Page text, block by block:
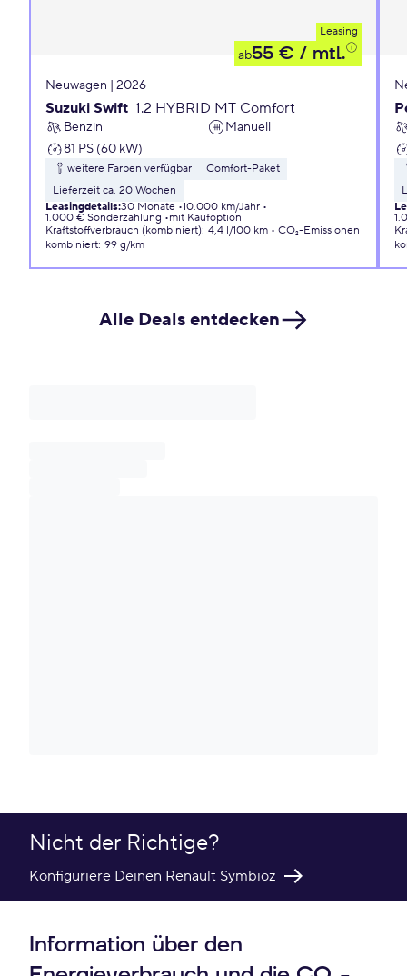
Leasing
ab55 € / mtl.
Neuwagen | 2026
Suzuki Swift 1.2 HYBRID MT Comfort
Benzin
Manuell
81 PS (60 kW)
weitere Farben verfügbar
Comfort-Paket
Lieferzeit ca. 20 Wochen
Leasingdetails:30 Monate 10.000 km/Jahr
1.000 € Sonderzahlung
mit Kaufoption
Kraftstoffverbrauch (kombiniert): 4,4 l/100 km
CO₂-Emissionen
kombiniert: 99 g/km
Alle Deals entdecken
Nicht der Richtige?
Konfiguriere Deinen Renault Symbioz
Information über den